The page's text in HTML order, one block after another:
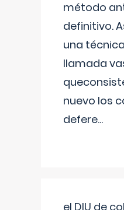
método
definitivo.
una
llamada
nuevo los
defere...
el DIU de